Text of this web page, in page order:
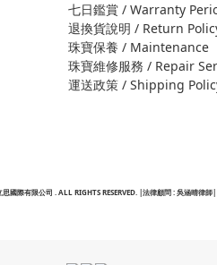
七日鑑賞 / Warranty
退換貨說明 / Return
珠寶保養 / Maintenance
珠寶維修服務 / Repair
運送政策 / Shipping
國際有限公司 . ALL RIGHTS RESERVED. |法律顧問 : 吳涵晴律師|